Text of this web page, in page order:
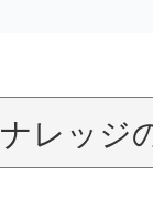
ナレッジ